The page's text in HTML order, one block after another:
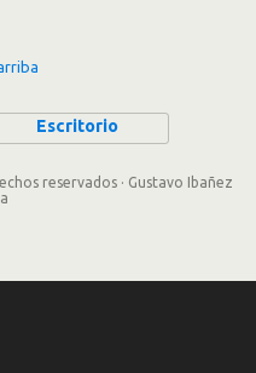
Escritorio
reservados · Gustavo Ibañez